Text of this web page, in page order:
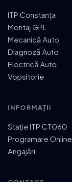
ITP Constanța
Montaj GPL
Mecanică Auto
Diagnoză Auto
Electrică Auto
Vopsitorie
INFORMAȚII
Stație ITP CT060
Programare Online
Angajări